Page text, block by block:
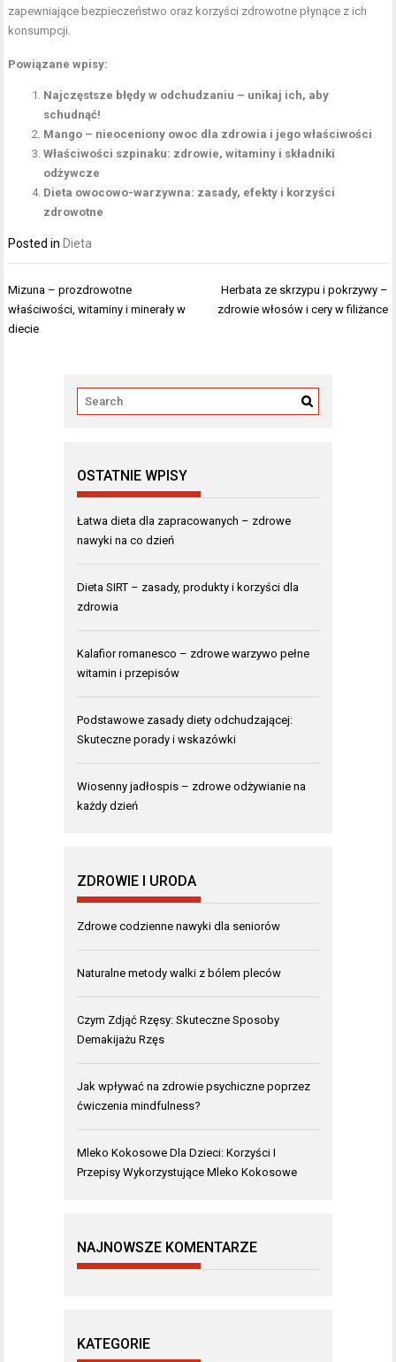
zapewniające bezpieczeństwo oraz korzyści zdrowotne płynące z ich
konsumpcji.
Powiązane wpisy:
Najczęstsze błędy w odchudzaniu – unikaj ich, aby
schudnąć!
Mango – nieoceniony owoc dla zdrowia i jego właściwości
Właściwości szpinaku: zdrowie, witaminy i składniki
odżywcze
Dieta owocowo-warzywna: zasady, efekty i korzyści
zdrowotne
Posted in Dieta
Nawigacja
wpisu
Mizuna – prozdrowotne
właściwości, witaminy i minerały w
diecie
Herbata ze skrzypu i pokrzywy –
zdrowie włosów i cery w filiżance
OSTATNIE WPISY
Łatwa dieta dla zapracowanych – zdrowe
nawyki na co dzień
Dieta SIRT – zasady, produkty i korzyści dla
zdrowia
Kalafior romanesco – zdrowe warzywo pełne
witamin i przepisów
Podstawowe zasady diety odchudzającej:
Skuteczne porady i wskazówki
Wiosenny jadłospis – zdrowe odżywianie na
każdy dzień
ZDROWIE I URODA
Zdrowe codzienne nawyki dla seniorów
Naturalne metody walki z bólem pleców
Czym Zdjąć Rzęsy: Skuteczne Sposoby
Demakijażu Rzęs
Jak wpływać na zdrowie psychiczne poprzez
ćwiczenia mindfulness?
Mleko Kokosowe Dla Dzieci: Korzyści I
Przepisy Wykorzystujące Mleko Kokosowe
NAJNOWSZE KOMENTARZE
KATEGORIE